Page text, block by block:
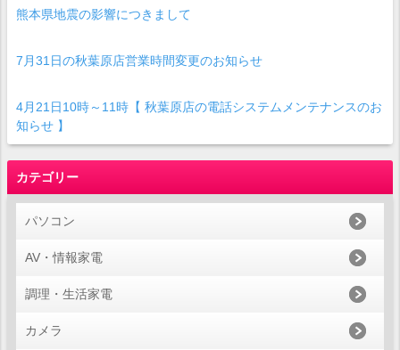
熊本県地震の影響につきまして
7月31日の秋葉原店営業時間変更のお知らせ
4月21日10時～11時【 秋葉原店の電話システムメンテナンスのお
知らせ 】
カテゴリー
パソコン
AV・情報家電
調理・生活家電
カメラ